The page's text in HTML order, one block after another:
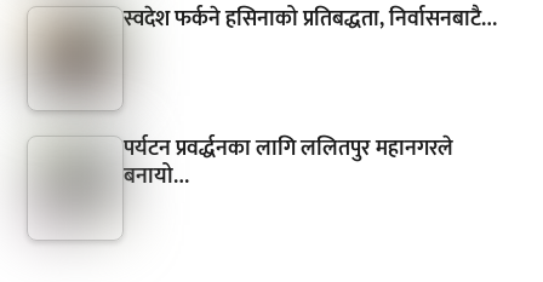
स्वदेश फर्कने हसिनाको प्रतिबद्धता, निर्वासनबाटै…
पर्यटन प्रवर्द्धनका लागि ललितपुर महानगरले
बनायो…